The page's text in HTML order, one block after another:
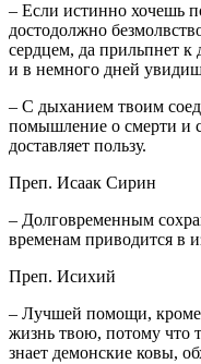
– Если истинно хочешь
достодолжно
сердцем, да прильпнет
и в немного дней
– С дыханием твоим
помышление о смерти и
доставляет пользу.
Преп. Исаак Сирин
– Долговременным
временам приводится в
Преп. Исихий
– Лучшей помощи, кроме
жизнь твою, потому что
знает демонские ковы,